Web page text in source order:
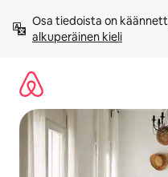
sisältö
väliin
Osa tiedoista on
alkuperäinen kieli